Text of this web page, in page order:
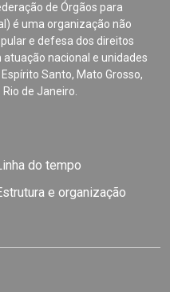
de Órgãos para
é uma organização não
e defesa dos direitos
nacional e unidades
Santo, Mato Grosso,
de Janeiro.
do tempo
e organização